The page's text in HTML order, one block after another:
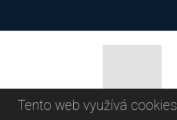
Tento web využívá cookies